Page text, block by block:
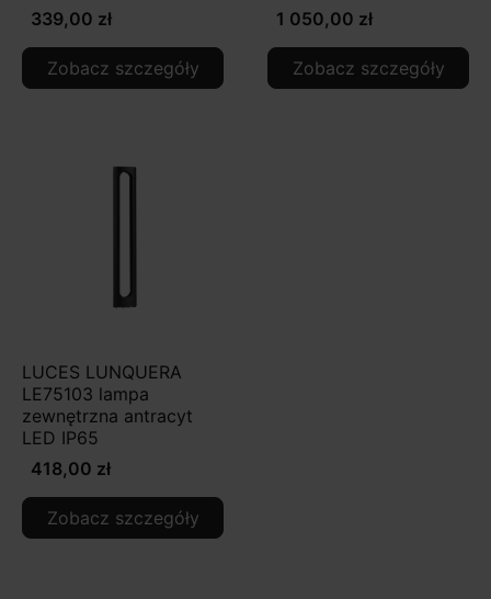
339,00 zł
Zobacz szczegóły
1 050,00 zł
Zobacz szczegóły
LUCES LUNQUERA
LE75103 lampa
zewnętrzna antracyt
LED IP65
418,00 zł
Zobacz szczegóły